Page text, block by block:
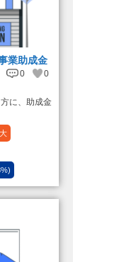
業助成金
0
0
に、助成金